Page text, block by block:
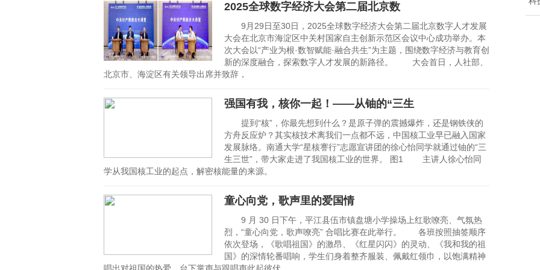
2025全球数字经济大会第二届北京数
9月29日至30日，2025全球数字经济大会第二届北京数字人才发展
大会在北京市海淀区中关村国家自主创新示范区会议中心成功举办。本
次大会以“产业为根·数智赋能·融合共生”为主题，围绕数字经济与教育创
新的深度融合，探索数字人才发展的新路径。 大会首日，人社部、
北京市、海淀区有关领导出席并致辞，
强国有我，核你一起！——从铀的“三生
提到“核”，你最先想到什么？是原子弹的震撼爆炸，还是钢铁侠的
方舟反应炉？其实核技术离我们一点都不远，中国核工业早已融入国家
发展脉络。南通大学“星核謇行”志愿宣讲团的徐心怡同学就通过铀的“三
生三世”，带大家走进了我国核工业的世界。 图1 主讲人徐心怡同
学从我国核工业的起点，解密核能量的来源。
童心向党，歌声里的爱国情
9 月 30 日下午，平江县伍市镇盘塘小学操场上红歌嘹亮、气氛热
烈，“童心向党，歌声嘹亮” 合唱比赛在此举行。 各班按照抽签顺序
依次登场，《歌唱祖国》的激昂、《红星闪闪》的灵动、《我和我的祖
国》的深情轮番唱响，学生们身着整齐服装、佩戴红领巾，以饱满精神